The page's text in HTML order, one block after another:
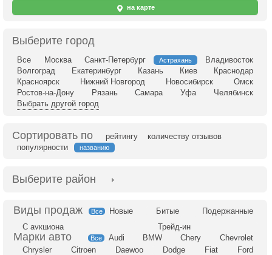
на карте
Выберите город
Все Москва Санкт-Петербург Астрахань
Владивосток
Волгоград
Екатеринбург Казань Киев
Краснодар
Красноярск
Нижний Новгород Новосибирск
Омск
Ростов-на-Дону
Рязань Самара Уфа
Челябинск
Выбрать другой город
Сортировать по рейтингу
количеству отзывов
популярности
названию
Выберите район
Все Новые Битые
Подержанные
С аукциона
Трейд-ин
Все Audi BMW Chery
Chevrolet
Chrysler
Citroen Daewoo Dodge Fiat
Ford